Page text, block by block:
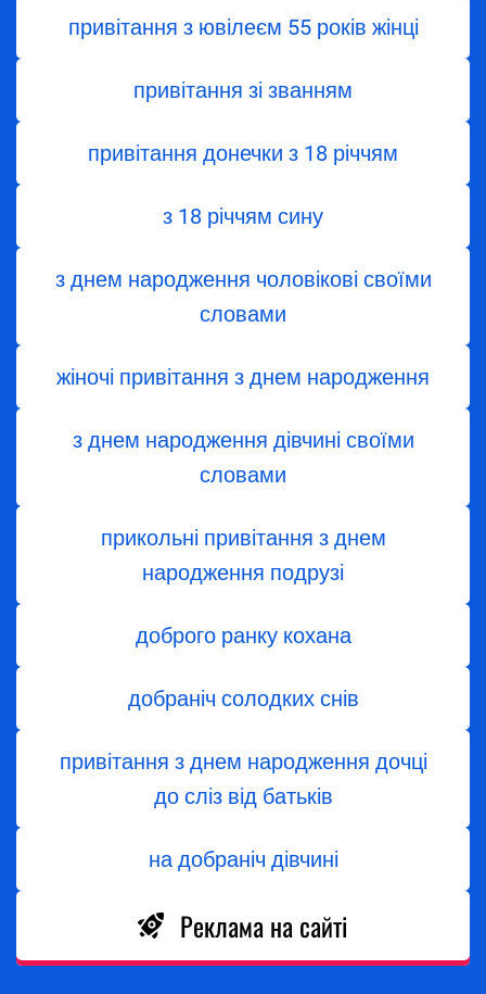
привітання з ювілеєм 55 років жінці
привітання зі званням
привітання донечки з 18 річчям
з 18 річчям сину
з днем народження чоловікові своїми
словами
жіночі привітання з днем народження
з днем ​​народження дівчині своїми
словами
прикольні привітання з днем
народження подрузі
доброго ранку кохана
добраніч солодких снів
привітання з днем народження дочці
до сліз від батьків
на добраніч дівчині
Реклама на сайті